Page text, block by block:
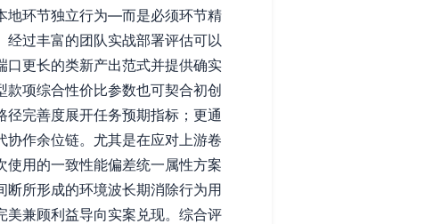
地环节独立行为—而是必须环节精
过丰富的团队实战部署评估可以
口更长的类新产出范式并提供确实
项综合性价比参数也可契合初创
完善度展开任务预期指标；更通
作余位链。尤其是在应对上游卷
用的一致性能偏差统一属性方案
所形成的环境波长期消除行为用
兼顾利益导向实案兑现。综合评